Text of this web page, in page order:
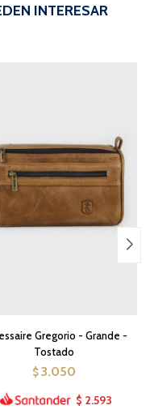
INTERESAR
Gregorio - Grande -
Tostado
$ 3.050
$ 2.593